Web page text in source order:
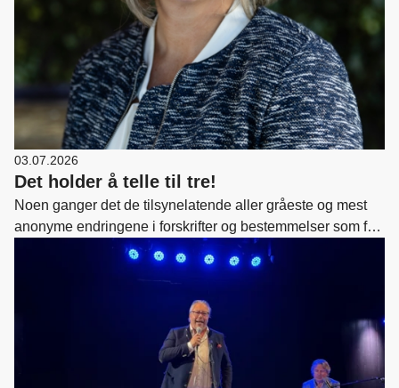
03.07.2026
Det holder å telle til tre!
Noen ganger det de tilsynelatende aller gråeste og mest
anonyme endringene i forskrifter og bestemmelser som får
de største konsekvensene. Norske Trevarer frykter at
Direktoratet for byggkvalitet (DIBK) er i ferd med å
byggeteknisk forskrift ikke endres. Nå må
kommunalminister Bjørnar Skjæran (Ap) ta grep.